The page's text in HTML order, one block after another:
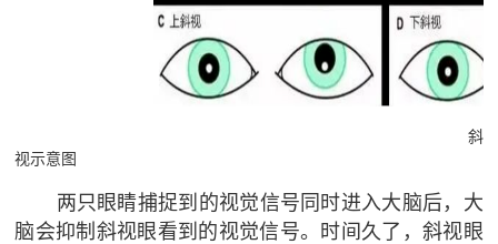
斜
视示意图
两只眼睛捕捉到的视觉信号同时进入大脑后，大
脑会抑制斜视眼看到的视觉信号。时间久了，斜视眼